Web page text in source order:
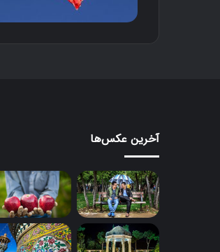
آخرین عکس‌ها